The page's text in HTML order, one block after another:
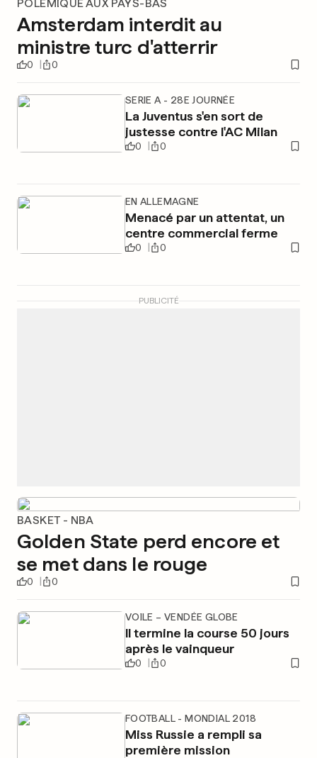
POLÉMIQUE AUX PAYS-BAS
Amsterdam interdit au
ministre turc d'atterrir
0 0
SERIE A - 28E JOURNÉE
La Juventus s'en sort de
justesse contre l'AC Milan
0 0
EN ALLEMAGNE
Menacé par un attentat, un
centre commercial ferme
0 0
PUBLICITÉ
BASKET - NBA
Golden State perd encore et
se met dans le rouge
0 0
VOILE – VENDÉE GLOBE
Il termine la course 50 jours
après le vainqueur
0 0
FOOTBALL - MONDIAL 2018
Miss Russie a rempli sa
première mission